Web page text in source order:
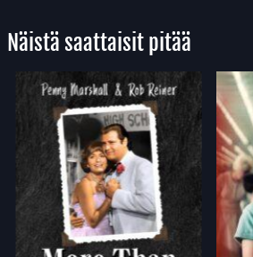
Näistä saattaisit pitää